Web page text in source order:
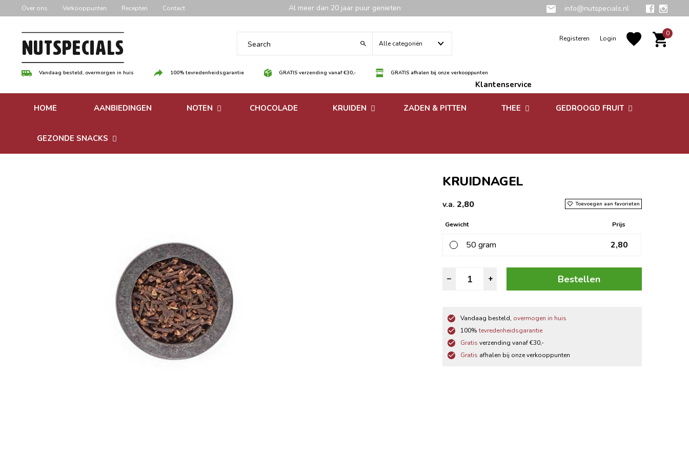
naar
inhoud
Over ons Verkooppunten Recepten Contact Al meer dan 20 jaar puur genieten info@nutspecials.nl
Alle categoriën
0
Registeren Login
Vandaag besteld, overmorgen in huis 100% tevredenheidsgarantie GRATIS verzending vanaf €30,- GRATIS afhalen bij onze verkooppunten
Klantenservice
HOME AANBIEDINGEN NOTEN
Ongebrande noten
CHOCOLADE KRUIDEN
Kruidenmixen zonder
ZADEN & PITTEN THEE
Kruidenthee
Rooibos thee
GEDROOGD FRUIT
Superfoods
GEZONDE SNACKS
KRUIDNAGEL
v.a. 2,80 Toevoegen aan favorieten
Gewicht Prijs
50 gram 2,80
–
Kruidnagel
aantal
+ Bestellen
Vandaag besteld, overmogen in huis
100%tevredenheidsgarantie
Gratis verzending vanaf €30,-
Gratis afhalen bij onze verkooppunten